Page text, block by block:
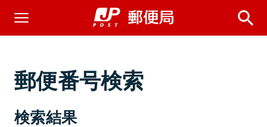
郵便番号検索
検索結果